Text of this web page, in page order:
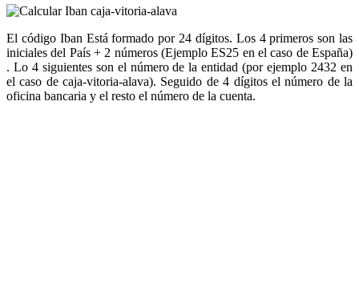
El código Iban Está formado por 24 dígitos. Los 4 primeros son las
iniciales del País + 2 números (Ejemplo ES25 en el caso de España)
. Lo 4 siguientes son el número de la entidad (por ejemplo 2432 en
el caso de caja-vitoria-alava). Seguido de 4 dígitos el número de la
oficina bancaria y el resto el número de la cuenta.